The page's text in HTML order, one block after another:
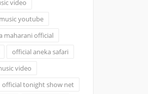
video
music youtube
maharani official
official aneka safari
video
official tonight show net